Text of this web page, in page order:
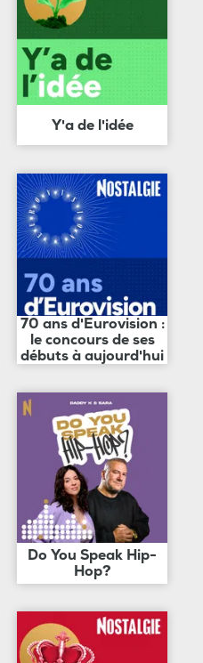
Y'a de l'idée
70 ans d'Eurovision :
le concours de ses
débuts à aujourd'hui
Do You Speak Hip-
Hop?